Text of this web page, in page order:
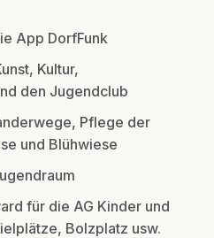
App DorfFunk
Kultur,
den Jugendclub
Pflege der
und Blühwiese
für die AG Kinder und
Bolzplatz usw.